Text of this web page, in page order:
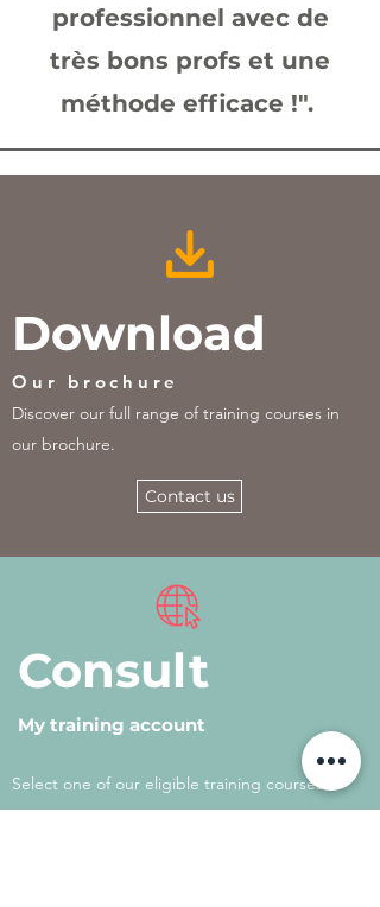
professionnel avec de
très bons profs et une
méthode efficace !".
Download
Our brochure
Discover our full range of training courses in
our brochure.
Contact us
Consult
My training account
Select one of our eligible training courses